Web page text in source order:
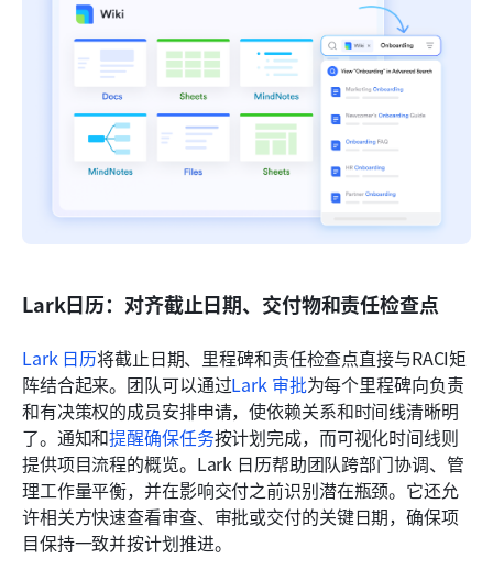
Lark日历：对齐截止日期、交付物和责任检查点
Lark 日历将截止日期、里程碑和责任检查点直接与RACI矩
阵结合起来。团队可以通过Lark 审批为每个里程碑向负责
和有决策权的成员安排申请，使依赖关系和时间线清晰明
了。通知和提醒确保任务按计划完成，而可视化时间线则
提供项目流程的概览。Lark 日历帮助团队跨部门协调、管
理工作量平衡，并在影响交付之前识别潜在瓶颈。它还允
许相关方快速查看审查、审批或交付的关键日期，确保项
目保持一致并按计划推进。